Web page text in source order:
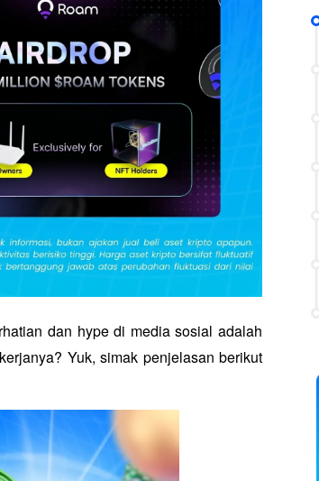
dan hype di media sosial adalah
Yuk, simak penjelasan berikut